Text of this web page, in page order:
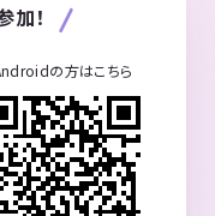
加！
の方はこちら